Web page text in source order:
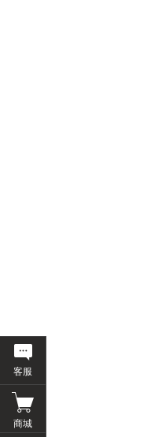
客服
商城